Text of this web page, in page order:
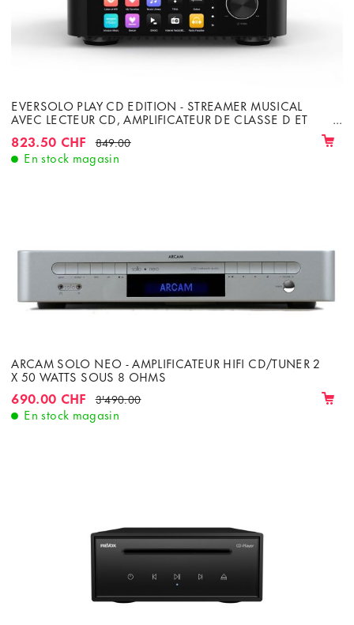
EVERSOLO PLAY CD EDITION - STREAMER MUSICAL
AVEC LECTEUR CD, AMPLIFICATEUR DE CLASSE D ET
WIFI, LAN, BLUETOOTH
823.50 CHF 849.00
En stock magasin
ARCAM SOLO NEO - AMPLIFICATEUR HIFI CD/TUNER 2
X 50 WATTS SOUS 8 OHMS
690.00 CHF 3'490.00
En stock magasin